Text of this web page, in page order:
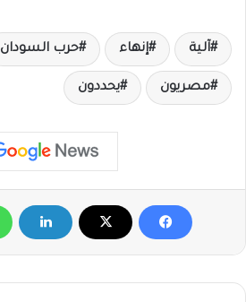
آلية إنهاء حرب السودان
مصريون يحددون